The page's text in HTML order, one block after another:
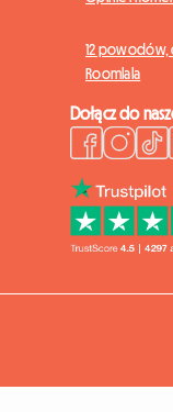
12 powodów,
Roomlala
Dołącz do